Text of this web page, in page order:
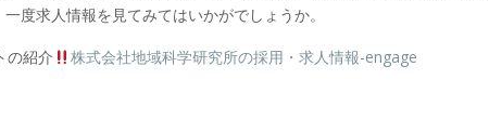
度求人情報を見てみてはいかがでしょうか。
の紹介 株式会社地域科学研究所の採用・求人情報-engage